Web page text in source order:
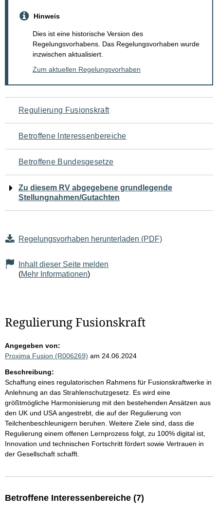
Hinweis
Dies ist eine historische Version des
Regelungsvorhabens. Das Regelungsvorhaben wurde
inzwischen aktualisiert.
Zum aktuellen Regelungsvorhaben
Navigation
für
den
Seiteninhalt
Regulierung Fusionskraft
Betroffene Interessenbereiche
Betroffene Bundesgesetze
Zu diesem RV abgegebene grundlegende
Stellungnahmen/Gutachten
Regelungsvorhaben herunterladen (PDF)
Inhalt dieser Seite melden
(Mehr Informationen)
Regulierung Fusionskraft
Angegeben von:
Proxima Fusion (R006269) am 24.06.2024
Beschreibung:
Schaffung eines regulatorischen Rahmens für Fusionskraftwerke in
Anlehnung an das Strahlenschutzgesetz. Es wird eine
größtmögliche Harmonisierung mit den bestehenden Ansätzen aus
den UK und USA angestrebt, die auf der Regulierung von
Teilchenbeschleunigern beruhen. Weitere Ziele sind, dass die
Regulierung einem offenen Lernprozess folgt, zu 100% digital ist,
Innovation und technischen Fortschritt fördert sowie Vertrauen in
der Gesellschaft schafft.
Betroffene Interessenbereiche (7)